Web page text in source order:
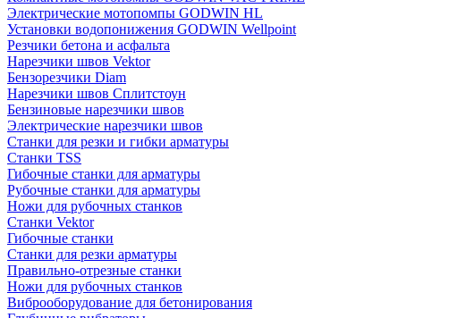
Электрические мотопомпы GODWIN HL
Установки водопонижения GODWIN Wellpoint
Резчики бетона и асфальта
Нарезчики швов Vektor
Бензорезчики Diam
Нарезчики швов Сплитстоун
Бензиновые нарезчики швов
Электрические нарезчики швов
Станки для резки и гибки арматуры
Станки TSS
Гибочные станки для арматуры
Рубочные станки для арматуры
Ножи для рубочных станков
Станки Vektor
Гибочные станки
Станки для резки арматуры
Правильно-отрезные станки
Ножи для рубочных станков
Виброоборудование для бетонирования